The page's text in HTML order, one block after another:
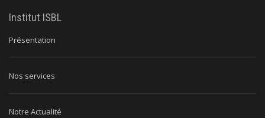
Institut ISBL
Présentation
Nos services
Notre Actualité